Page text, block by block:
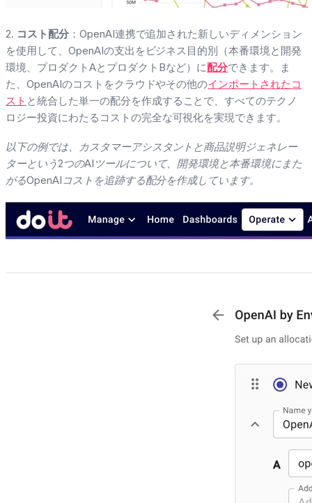
2. コスト配分：OpenAI連携で追加された新しいディメンション
を使用して、OpenAIの支出をビジネス目的別（本番環境と開発
環境、プロダクトAとプロダクトBなど）に配分できます。ま
た、OpenAIのコストをクラウドやその他のインポートされたコ
スト と統合した単一の配分を作成することで、すべてのテクノ
ロジー投資にわたるコストの完全な可視化を実現できます。
以下の例では、カスタマーアシスタントと商品説明ジェネレー
ターという2つのAIツールについて、開発環境と本番環境にまた
がるOpenAIコストを追跡する配分を作成しています。